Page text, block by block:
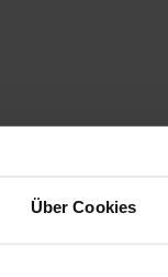
Über Cookies